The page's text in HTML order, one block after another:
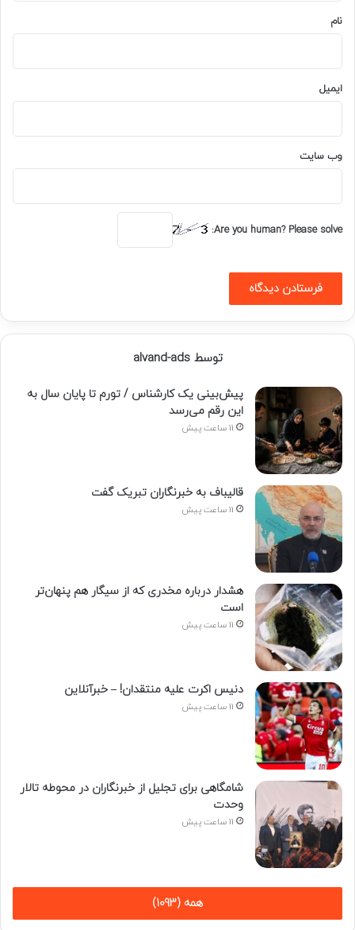
نام
ایمیل
وب‌ سایت
Are you human? Please solve:
توسط alvand-ads
پیش‌بینی یک کارشناس / تورم تا پایان سال به
این رقم می‌رسد
11 ساعت پیش
قالیباف به خبرنگاران تبریک گفت
11 ساعت پیش
هشدار درباره مخدری که از سیگار هم پنهان‌تر
است
11 ساعت پیش
دنیس اکرت علیه منتقدان! – خبرآنلاین
11 ساعت پیش
شامگاهی برای تجلیل از خبرنگاران در محوطه تالار
وحدت
11 ساعت پیش
همه (1093)